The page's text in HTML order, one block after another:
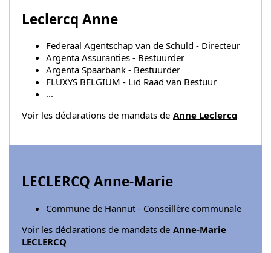
Leclercq Anne
Federaal Agentschap van de Schuld - Directeur
Argenta Assuranties - Bestuurder
Argenta Spaarbank - Bestuurder
FLUXYS BELGIUM - Lid Raad van Bestuur
...
Voir les déclarations de mandats de Anne Leclercq
LECLERCQ Anne-Marie
Commune de Hannut - Conseillère communale
Voir les déclarations de mandats de Anne-Marie
LECLERCQ